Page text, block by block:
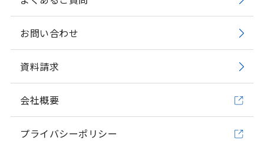
お問い合わせ
資料請求
会社概要
プライバシーポリシー